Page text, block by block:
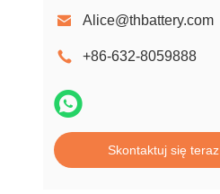
Alice@thbattery.com
+86-632-8059888
Skontaktuj się teraz